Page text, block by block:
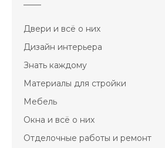
Двери и всё о них
Дизайн интерьера
Знать каждому
Материалы для стройки
Мебель
Окна и всё о них
Отделочные работы и ремонт